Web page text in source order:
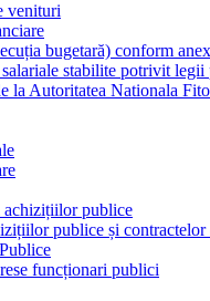
venituri
bugetară) conform
stabilite potrivit
la Autoritatea Nationala
achizițiilor publice
publice și
funcționari publici